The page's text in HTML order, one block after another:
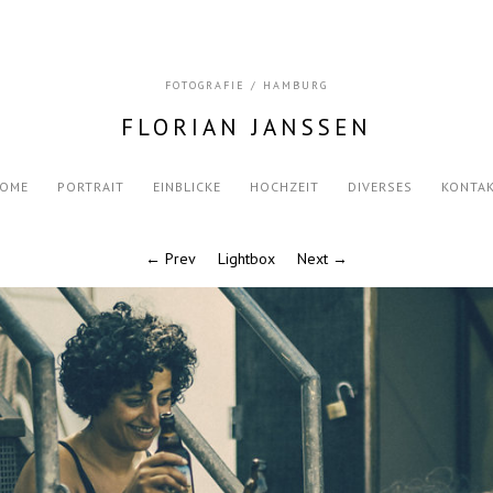
FOTOGRAFIE / HAMBURG
FLORIAN JANSSEN
PORTRAIT EINBLICKE HOCHZEIT DIVERSES
← Prev Lightbox Next →